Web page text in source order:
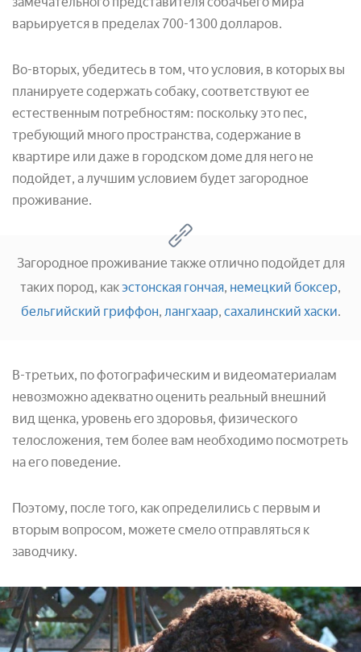
варьируется в пределах 700-1300 долларов.
Во-вторых, убедитесь в том, что условия, в которых вы
планируете содержать собаку, соответствуют ее
естественным потребностям: поскольку это пес,
требующий много пространства, содержание в
квартире или даже в городском доме для него не
подойдет, а лучшим условием будет загородное
проживание.
Загородное проживание также отлично подойдет для
таких пород, какэстонская гончая, немецкий боксер,
бельгийский гриффон, лангхаар, сахалинский хаски.
В-третьих, по фотографическим и видеоматериалам
невозможно адекватно оценить реальный внешний
вид щенка, уровень его здоровья, физического
телосложения, тем более вам необходимо посмотреть
на его поведение.
Поэтому, после того, как определились с первым и
вторым вопросом, можете смело отправляться к
заводчику.